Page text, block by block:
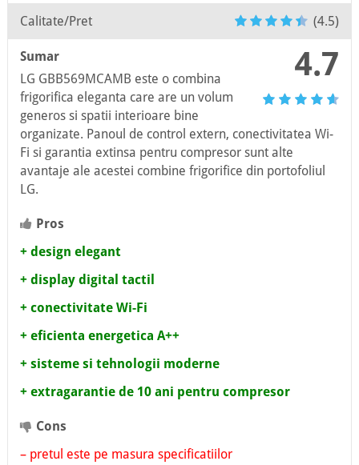
Calitate/Pret (4.5)
4.7
Sumar
LG GBB569MCAMB este o combina
frigorifica eleganta care are un volum
generos si spatii interioare bine
organizate. Panoul de control extern, conectivitatea Wi-
Fi si garantia extinsa pentru compresor sunt alte
avantaje ale acestei combine frigorifice din portofoliul
LG.
Pros
+ design elegant
+ display digital tactil
+ conectivitate Wi-Fi
+ eficienta energetica A++
+ sisteme si tehnologii moderne
+ extragarantie de 10 ani pentru compresor
Cons
– pretul este pe masura specificatiilor